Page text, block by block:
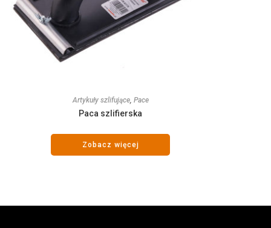
Artykuły szlifujące, Pace
Paca szlifierska
Zobacz więcej